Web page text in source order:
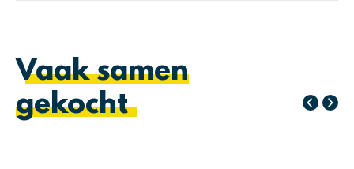
Vaak samen
gekocht